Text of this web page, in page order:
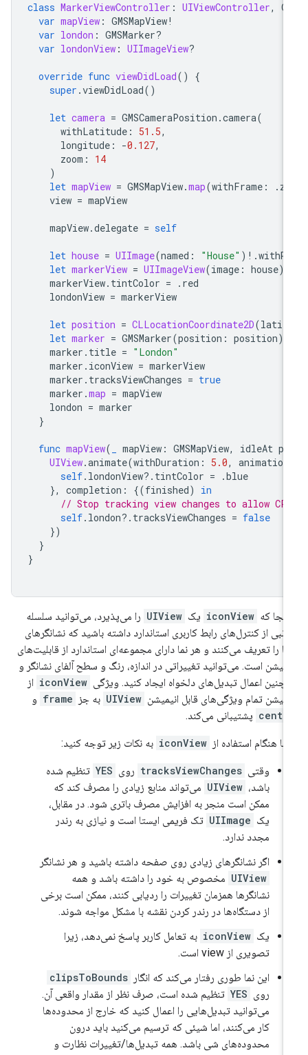
class MarkerViewController: UIViewController
var mapView: GMSMapView
var london: GMSMarker
var londonView: UIImageView
override func viewDidLoad ()
super.viewDidLoad
let camera = GMSCameraPosition.camera
withLatitude: 51.5
longitude: - 0.127
zoom :
let mapView = GMSMapView.map(withFrame :
view
= mapView
mapView.delegate = self
let house = UIImage(named: "House")!.
let markerView = UIImageView(image: house
markerView.tintColor = .
londonView
= markerView
let position = CLLocationCoordinate2D(
let marker = GMSMarker(position: position
marker.title = "London"
marker.iconView = markerView
marker.tracksViewChanges = true
marker. map = mapView
london
= marker
func mapView (_ mapView: GMSMapView, idleAt
UIView.animate(withDuration : 5.0,
self.londonView?.tintColor = .blue
}, completion: {(finished)
// Stop tracking view changes to allow
self.london?.tracksViewChanges = false
آنجا که iconView یک UIView را می‌پذیرد، می‌توانید سلسله
از کنترل‌های رابط کاربری استاندارد داشته باشید که نشانگرهای
را تعریف می‌کنند و هر نما دارای مجموعه‌ای استاندارد از قابلیت‌های
است. می‌توانید تغییراتی در اندازه، رنگ و سطح آلفای نشانگر و
اعمال تبدیل‌های دلخواه ایجاد کنید. ویژگی iconView از
تمام ویژگی‌های قابل انیمیشن UIView به جز frame و
پشتیبانی می‌کند.
هنگام استفاده از iconView به نکات زیر توجه کنید:
وقتی tracksViewChanges روی YES
تنظیم شده
باشد، UIView می‌تواند منابع زیادی را مصرف کند که
ممکن است منجر به افزایش مصرف باتری شود. در مقابل،
UIImage تک فریمی ایستا است و نیازی به رندر
مجدد ندارد.
اگر نشانگرهای زیادی روی صفحه داشته باشید و هر نشانگر
UIView مخصوص به خود را داشته باشد و همه
نشانگرها همزمان تغییرات را ردیابی کنند، ممکن است برخی
از دستگاه‌ها در رندر کردن نقشه با مشکل مواجه شوند.
یک
iconView به تعامل کاربر پاسخ نمی‌دهد، زیرا
تصویری از view است.
این نما طوری رفتار می‌کند که انگار clipsToBounds
روی YES
تنظیم شده است، صرف نظر از مقدار واقعی آن.
می‌توانید تبدیل‌هایی را اعمال کنید که خارج از محدوده‌ها
کار می‌کنند، اما شیئی که ترسیم می‌کنید باید درون
محدوده‌های شی باشد. همه تبدیل‌ها/تغییرات نظارت و